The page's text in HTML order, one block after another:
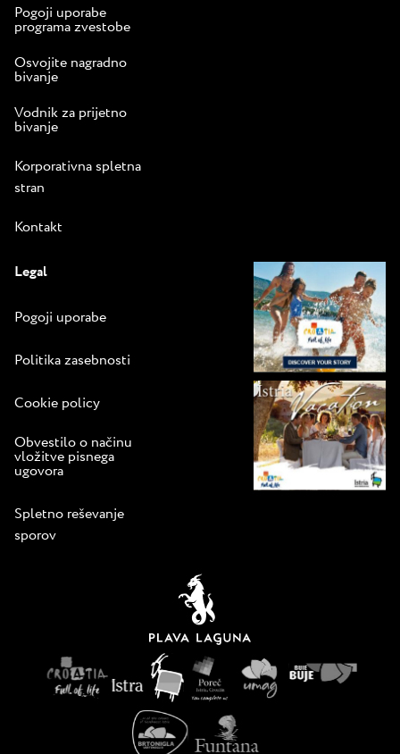
Pogoji uporabe
programa zvestobe
Osvojite nagradno
bivanje
Vodnik za prijetno
bivanje
Korporativna spletna
stran
Kontakt
Legal
Pogoji uporabe
Politika zasebnosti
Cookie policy
Obvestilo o načinu
vložitve pisnega
ugovora
Spletno reševanje
sporov